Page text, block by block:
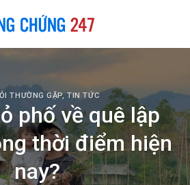
THƯỜNG GẶP,TIN TỨC
phố về quê lập
thời điểm hiện
nay?